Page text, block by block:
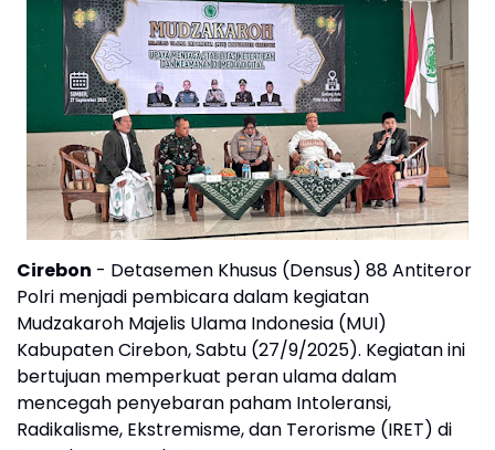
Cirebon - Detasemen Khusus (Densus) 88 Antiteror
Polri menjadi pembicara dalam kegiatan
Mudzakaroh Majelis Ulama Indonesia (MUI)
Kabupaten Cirebon, Sabtu (27/9/2025). Kegiatan ini
bertujuan memperkuat peran ulama dalam
mencegah penyebaran paham Intoleransi,
Radikalisme, Ekstremisme, dan Terorisme (IRET) di